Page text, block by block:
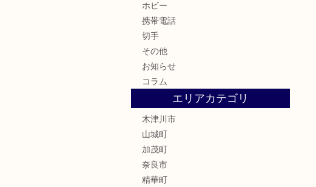
ホビー
携帯電話
切手
その他
お知らせ
コラム
エリアカテゴリ
木津川市
山城町
加茂町
奈良市
精華町